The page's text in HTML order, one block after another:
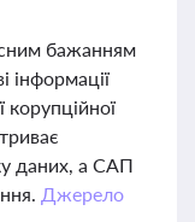
бажанням
інформації
даних, а САП
Джерело